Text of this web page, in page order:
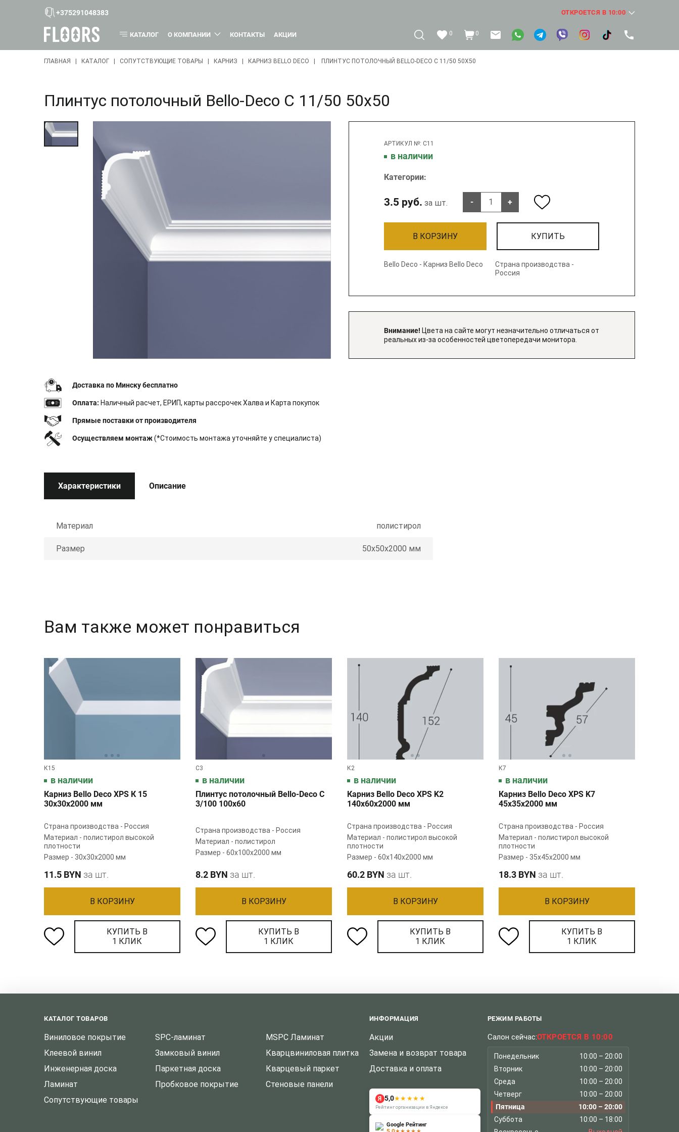
+375291048383 ОТКРОЕТСЯ В 10:00
КАТАЛОГ О КОМПАНИИ КОНТАКТЫ АКЦИИ 0 0
ГЛАВНАЯ КАТАЛОГ СОПУТСТВУЮЩИЕ ТОВАРЫ КАРНИЗ КАРНИЗ BELLO DECO ПЛИНТУС ПОТОЛОЧНЫЙ BELLО-DECO С 11/50 50Х50
Плинтус потолочный Bellо-Deco С 11/50 50х50
Доставка по Минску бесплатно
Оплата: Наличный расчет, ЕРИП, карты рассрочек Халва и Карта покупок
Прямые поставки от производителя
Осуществляем монтаж(*Стоимость монтажа уточняйте у специалиста)
АРТИКУЛ №: C11
в наличии
Категории:
3.5 руб. за шт. - +
В КОРЗИНУ КУПИТЬ
Bello Deco - Карниз Bello Deco
Страна производства -
Россия
Внимание! Цвета на сайте могут незначительно отличаться от
реальных из-за особенностей цветопередачи монитора.
Характеристики Описание
Материал полистирол
Размер 50x50x2000 мм
Вам также может понравиться
К15
в наличии
Карниз Bello Deco XPS К 15
30х30х2000 мм
Страна производства - Россия
Материал - полистирол высокой
плотности
Размер - 30х30х2000 мм
11.5 BYN за шт.
В КОРЗИНУ
КУПИТЬ В
1 КЛИК
C3
в наличии
Плинтус потолочный Bellо-Deco С
3/100 100х60
Страна производства - Россия
Материал - полистирол
Размер - 60x100x2000 мм
8.2 BYN за шт.
В КОРЗИНУ
КУПИТЬ В
1 КЛИК
К2
в наличии
Карниз Bello Deco XPS K2
140x60x2000 мм
Страна производства - Россия
Материал - полистирол высокой
плотности
Размер - 60х140х2000 мм
60.2 BYN за шт.
В КОРЗИНУ
КУПИТЬ В
1 КЛИК
К7
в наличии
Карниз Bello Deco XPS K7
45x35x2000 мм
Страна производства - Россия
Материал - полистирол высокой
плотности
Размер - 35х45х2000 мм
18.3 BYN за шт.
В КОРЗИНУ
КУПИТЬ В
1 КЛИК
КАТАЛОГ ТОВАРОВ
Виниловое покрытие SPC-ламинат
MSPC Ламинат
Клеевой винил
Замковый винил
Кварцвиниловая плитка
Инженерная доска
Паркетная доска
Кварцевый паркет
Ламинат
Пробковое покрытие
Стеновые панели
Сопутствующие товары
ИНФОРМАЦИЯ
Акции
Замена и возврат товара
Доставка и оплата
Я 5,0★★★★★
Рейтинг организации в Яндексе
Google Рейтинг
РЕЖИМ РАБОТЫ
Салон сейчас:ОТКРОЕТСЯ В 10:00
Понедельник
10:00 – 20:00
Вторник
10:00 – 20:00
Среда
10:00 – 20:00
Четверг
10:00 – 20:00
Пятница
10:00 – 20:00
Суббота
10:00 – 18:00